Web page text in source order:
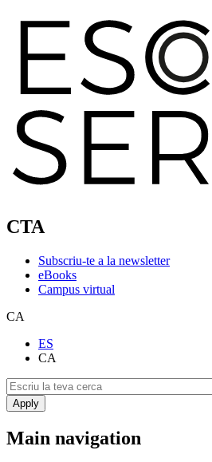
CTA
Subscriu-te a la newsletter
eBooks
Campus virtual
CA
ES
CA
Main navigation